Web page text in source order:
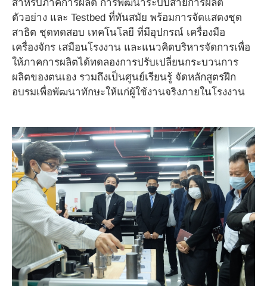
สำหรับภาคการผลิต การพัฒนาระบบสายการผลิต
ตัวอย่าง และ Testbed ที่ทันสมัย พร้อมการจัดแสดงชุด
สาธิต ชุดทดสอบ เทคโนโลยี ที่มีอุปกรณ์ เครื่องมือ
เครื่องจักร เสมือนโรงงาน และแนวคิดบริหารจัดการเพื่อ
ให้ภาคการผลิตได้ทดลองการปรับเปลี่ยนกระบวนการ
ผลิตของตนเอง รวมถึงเป็นศูนย์เรียนรู้ จัดหลักสูตรฝึก
อบรมเพื่อพัฒนาทักษะให้แก่ผู้ใช้งานจริงภายในโรงงาน